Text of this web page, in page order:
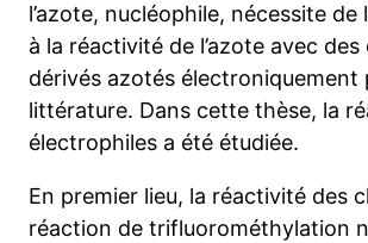
l’azote, nucléophile, nécessite
à la réactivité de l’azote avec
dérivés azotés
littérature. Dans cette thèse, la
électrophiles a été étudiée.
En premier lieu, la réactivité des
réaction de trifluorométhylation